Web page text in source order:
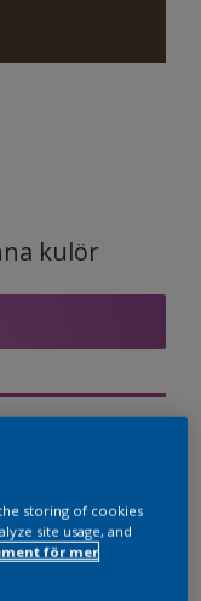
kulör
storing of cookies
site usage, and
för mer